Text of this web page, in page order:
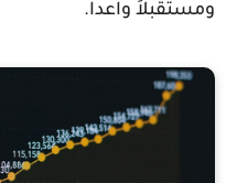
واعداً.